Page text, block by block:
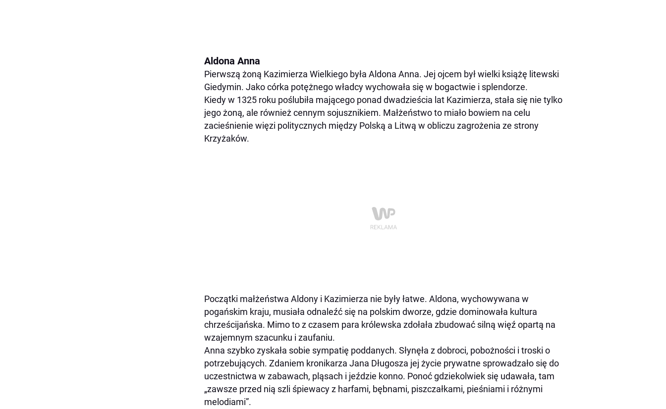
Aldona Anna
Pierwszą żoną Kazimierza Wielkiego była Aldona Anna. Jej ojcem był wielki książę litewski
Giedymin. Jako córka potężnego władcy wychowała się w bogactwie i splendorze.
Kiedy w 1325 roku poślubiła mającego ponad dwadzieścia lat Kazimierza, stała się nie tylko
jego żoną, ale również cennym sojusznikiem. Małżeństwo to miało bowiem na celu
zacieśnienie więzi politycznych między Polską a Litwą w obliczu zagrożenia ze strony
Krzyżaków.
Początki małżeństwa Aldony i Kazimierza nie były łatwe. Aldona, wychowywana w
pogańskim kraju, musiała odnaleźć się na polskim dworze, gdzie dominowała kultura
chrześcijańska. Mimo to z czasem para królewska zdołała zbudować silną więź opartą na
wzajemnym szacunku i zaufaniu.
Anna szybko zyskała sobie sympatię poddanych. Słynęła z dobroci, pobożności i troski o
potrzebujących. Zdaniem kronikarza Jana Długosza jej życie prywatne sprowadzało się do
uczestnictwa w zabawach, pląsach i jeździe konno. Ponoć gdziekolwiek się udawała, tam
„zawsze przed nią szli śpiewacy z harfami, bębnami, piszczałkami, pieśniami i różnymi
melodiami”.